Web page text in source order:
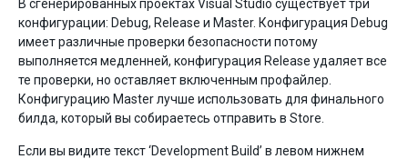
В сгенерированных проектах Visual Studio существует три
конфигурации: Debug, Release и Master. Конфигурация Debug
имеет различные проверки безопасности потому
выполняется медленней, конфигурация Release удаляет все
те проверки, но оставляет включенным профайлер.
Конфигурацию Master лучше использовать для финального
билда, который вы собираетесь отправить в Store.
Если вы видите текст ‘Development Build’ в левом нижнем